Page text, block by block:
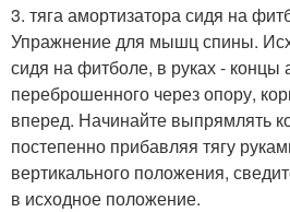
3. тяга амортизатора сидя на
Упражнение для мышц спины.
сидя на фитболе, в руках - концы
переброшенного через опору,
вперед. Начинайте выпрямлять
постепенно прибавляя тягу
вертикального положения,
в исходное положение.